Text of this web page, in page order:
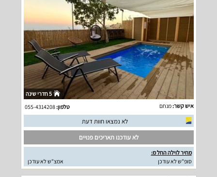
5 חדרי שינה
איש קשר:מנחם טלפון:055-4314208
לא נמצאו חוות דעת
לא עודכנו תאריכים פנויים
מחיר לוילה החל מ:
סופ"ש לא עודכן
אמצ"ש לא עודכן